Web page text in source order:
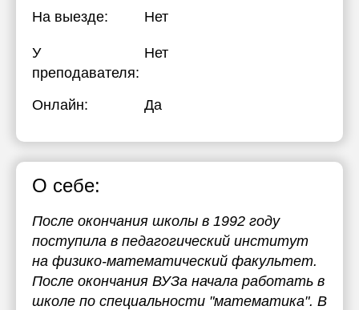
На выезде: Нет
У
преподавателя:
Нет
Онлайн: Да
О себе:
После окончания школы в 1992 году
поступила в педагогический институт
на физико-математический факультет.
После окончания ВУЗа начала работать в
школе по специальности "математика". В